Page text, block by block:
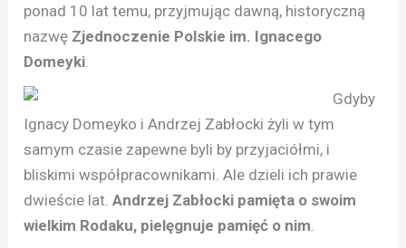
ponad 10 lat temu, przyjmując dawną, historyczną
nazwę Zjednoczenie Polskie im. Ignacego
Domeyki.
Gdyby
Ignacy Domeyko i Andrzej Zabłocki żyli w tym
samym czasie zapewne byli by przyjaciółmi, i
bliskimi współpracownikami. Ale dzieli ich prawie
dwieście lat. Andrzej Zabłocki pamięta o swoim
wielkim Rodaku, pielęgnuje pamięć o nim.